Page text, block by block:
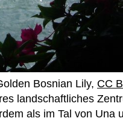
Bosnian Lily, CC
landschaftliches
als im Tal von Una